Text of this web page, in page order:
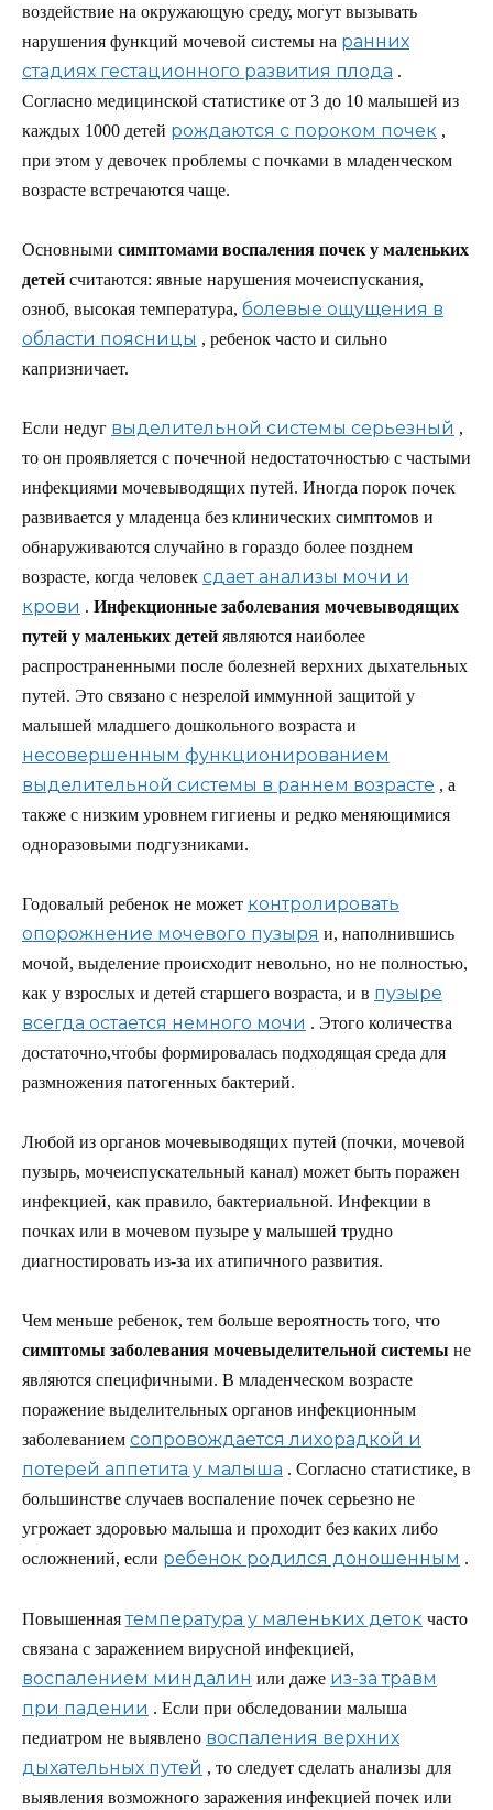
воздействие на окружающую среду, могут вызывать
нарушения функций мочевой системы на ранних
стадиях гестационного развития плода .
Согласно медицинской статистике от 3 до 10 малышей из
каждых 1000 детей рождаются с пороком почек ,
при этом у девочек проблемы с почками в младенческом
возрасте встречаются чаще.
Основными симптомами воспаления почек у маленьких
детей считаются: явные нарушения мочеиспускания,
озноб, высокая температура, болевые ощущения в
области поясницы , ребенок часто и сильно
капризничает.
Если недуг выделительной системы серьезный ,
то он проявляется с почечной недостаточностью с частыми
инфекциями мочевыводящих путей. Иногда порок почек
развивается у младенца без клинических симптомов и
обнаруживаются случайно в гораздо более позднем
возрасте, когда человек сдает анализы мочи и
крови . Инфекционные заболевания мочевыводящих
путей у маленьких детей являются наиболее
распространенными после болезней верхних дыхательных
путей. Это связано с незрелой иммунной защитой у
малышей младшего дошкольного возраста и
несовершенным функционированием
выделительной системы в раннем возрасте , а
также с низким уровнем гигиены и редко меняющимися
одноразовыми подгузниками.
Годовалый ребенок не может контролировать
опорожнение мочевого пузыря и, наполнившись
мочой, выделение происходит невольно, но не полностью,
как у взрослых и детей старшего возраста, и в пузыре
всегда остается немного мочи . Этого количества
достаточно,чтобы формировалась подходящая среда для
размножения патогенных бактерий.
Любой из органов мочевыводящих путей (почки, мочевой
пузырь, мочеиспускательный канал) может быть поражен
инфекцией, как правило, бактериальной. Инфекции в
почках или в мочевом пузыре у малышей трудно
диагностировать из-за их атипичного развития.
Чем меньше ребенок, тем больше вероятность того, что
симптомы заболевания мочевыделительной системы не
являются специфичными. В младенческом возрасте
поражение выделительных органов инфекционным
заболеванием сопровождается лихорадкой и
потерей аппетита у малыша . Согласно статистике, в
большинстве случаев воспаление почек серьезно не
угрожает здоровью малыша и проходит без каких либо
осложнений, если ребенок родился доношенным .
Повышенная температура у маленьких деток часто
связана с заражением вирусной инфекцией,
воспалением миндалин или даже из-за травм
при падении . Если при обследовании малыша
педиатром не выявлено воспаления верхних
дыхательных путей , то следует сделать анализы для
выявления возможного заражения инфекцией почек или